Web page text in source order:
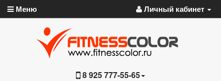
Меню Личный кабинет
8 925 777-55-65